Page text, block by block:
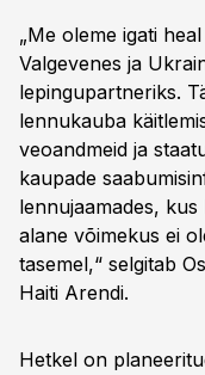
„Me oleme igati
Valgevenes ja
lepingupartneriks.
lennukauba
veoandmeid ja
kaupade
lennujaamades,
alane võimekus ei
tasemel,“ selgitab
Haiti Arendi.
Hetkel on